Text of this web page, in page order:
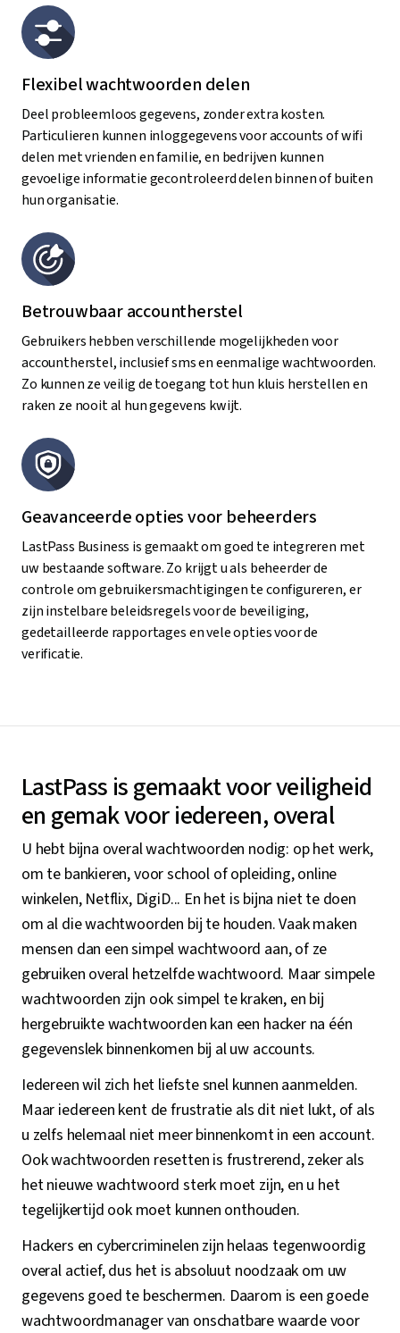
Flexibel wachtwoorden delen
Deel probleemloos gegevens, zonder extra kosten.
Particulieren kunnen inloggegevens voor accounts of wifi
delen met vrienden en familie, en bedrijven kunnen
gevoelige informatie gecontroleerd delen binnen of buiten
hun organisatie.
Betrouwbaar accountherstel
Gebruikers hebben verschillende mogelijkheden voor
accountherstel, inclusief sms en eenmalige wachtwoorden.
Zo kunnen ze veilig de toegang tot hun kluis herstellen en
raken ze nooit al hun gegevens kwijt.
Geavanceerde opties voor beheerders
LastPass Business is gemaakt om goed te integreren met
uw bestaande software. Zo krijgt u als beheerder de
controle om gebruikersmachtigingen te configureren, er
zijn instelbare beleidsregels voor de beveiliging,
gedetailleerde rapportages en vele opties voor de
verificatie.
LastPass is gemaakt voor veiligheid
en gemak voor iedereen, overal
U hebt bijna overal wachtwoorden nodig: op het werk,
om te bankieren, voor school of opleiding, online
winkelen, Netflix, DigiD... En het is bijna niet te doen
om al die wachtwoorden bij te houden. Vaak maken
mensen dan een simpel wachtwoord aan, of ze
gebruiken overal hetzelfde wachtwoord. Maar simpele
wachtwoorden zijn ook simpel te kraken, en bij
hergebruikte wachtwoorden kan een hacker na één
gegevenslek binnenkomen bij al uw accounts.
Iedereen wil zich het liefste snel kunnen aanmelden.
Maar iedereen kent de frustratie als dit niet lukt, of als
u zelfs helemaal niet meer binnenkomt in een account.
Ook wachtwoorden resetten is frustrerend, zeker als
het nieuwe wachtwoord sterk moet zijn, en u het
tegelijkertijd ook moet kunnen onthouden.
Hackers en cybercriminelen zijn helaas tegenwoordig
overal actief, dus het is absoluut noodzaak om uw
gegevens goed te beschermen. Daarom is een goede
wachtwoordmanager van onschatbare waarde voor